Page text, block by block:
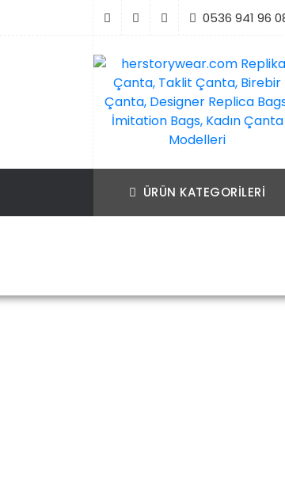
0536 941 96
İmitation Bags, Kadın
ÜRÜN KATEGORILERI